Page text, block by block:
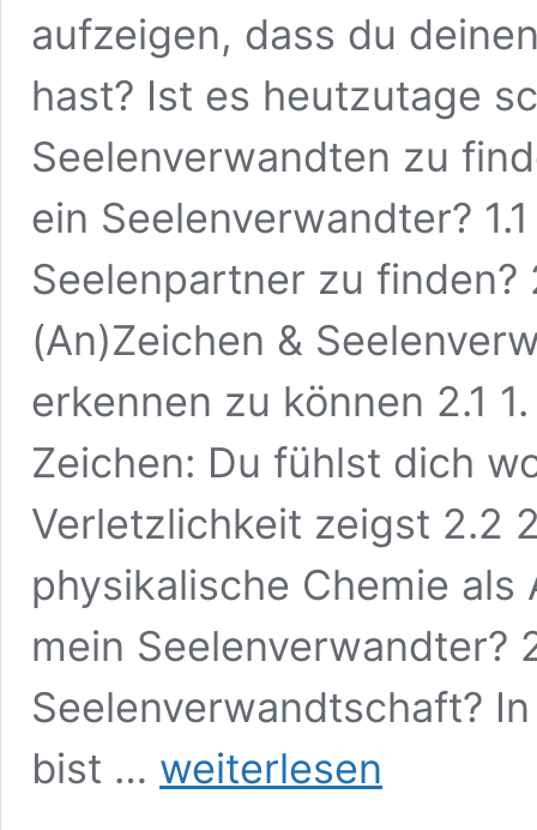
aufzeigen, dass du
hast? Ist es heutzutage
Seelenverwandten zu
ein Seelenverwandter?
Seelenpartner zu
(An)Zeichen &
erkennen zu können 2.1
Zeichen: Du fühlst dich
Verletzlichkeit zeigst 2.2
physikalische Chemie
mein Seelenverwandter?
Seelenverwandtschaft?
bist …
unverkennbare
weiterlesen